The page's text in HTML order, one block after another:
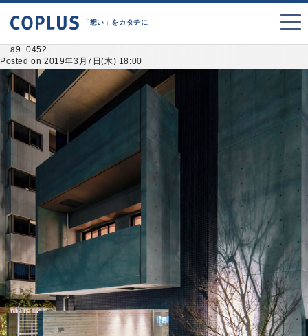
「想い」をカタチに
__a9_0452
Posted on 2019年3月7日(木) 18:00